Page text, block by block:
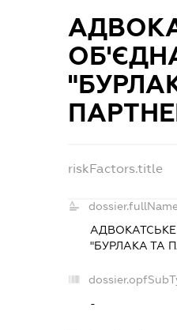
riskFactors.title
"БУРЛАКА ТА
-